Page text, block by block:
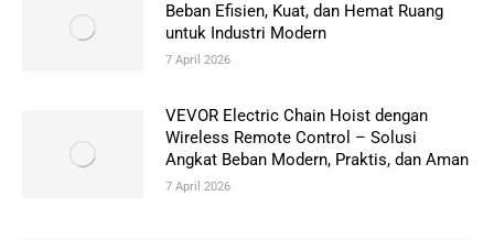
Beban Efisien, Kuat, dan Hemat Ruang
untuk Industri Modern
7 April 2026
VEVOR Electric Chain Hoist dengan
Wireless Remote Control – Solusi
Angkat Beban Modern, Praktis, dan Aman
7 April 2026